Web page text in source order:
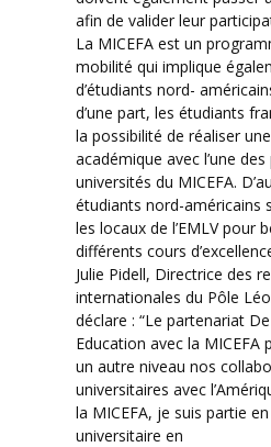
afin de valider leur
La MICEFA est un
mobilité qui implique
d’étudiants nord-
d’une part, les étudiants
la possibilité de réaliser
académique avec l’une
universités du MICEFA.
étudiants nord-américains
les locaux de l’EMLV pour
différents cours
Julie Pidell, Directrice des
internationales du Pôle
déclare : “Le partenariat
Education avec la
un autre niveau nos
universitaires avec
la MICEFA, je suis partie
universitaire en